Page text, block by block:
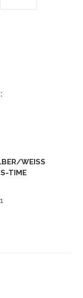
WEISS L
TIME